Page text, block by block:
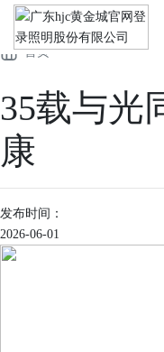
公司新闻
媒体聚焦
首页
35载与光同
康
发布时间：
2026-06-01